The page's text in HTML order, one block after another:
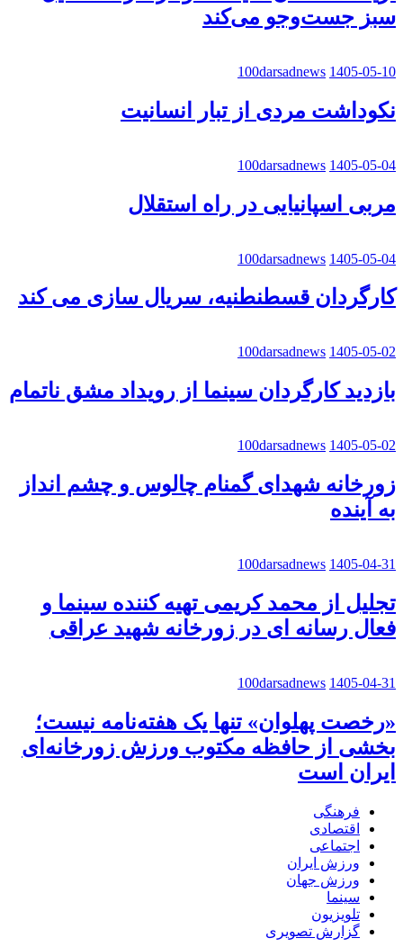
سبز جست‌وجو می‌کند
100darsadnews 1405-05-10
نکوداشت مردی از تبار انسانیت
100darsadnews 1405-05-04
مربی اسپانیایی در راه استقلال
100darsadnews 1405-05-04
کارگردان قسطنطنیه، سریال سازی می کند
100darsadnews 1405-05-02
بازدید کارگردان سینما از رویداد مشق ناتمام
100darsadnews 1405-05-02
زورخانه شهدای گمنام چالوس و چشم انداز
به آینده
100darsadnews 1405-04-31
تجلیل از محمد کریمی تهیه کننده سینما و
فعال رسانه ای در زورخانه شهید عراقی
100darsadnews 1405-04-31
«رخصت پهلوان» تنها یک هفته‌نامه نیست؛
بخشی از حافظه مکتوب ورزش زورخانه‌ای
ایران است
فرهنگی
اقتصادی
اجتماعی
ورزش ایران
ورزش جهان
سینما
تلویزیون
گزارش تصویری